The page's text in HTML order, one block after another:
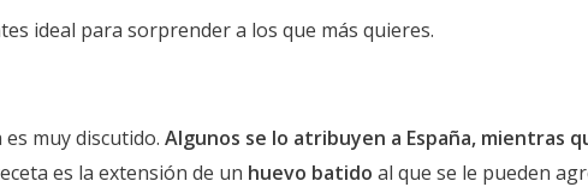
ideal para sorprender a los que más quieres.
muy discutido. Algunos se lo atribuyen a España, mientras
es la extensión de un huevo batido al que se le pueden